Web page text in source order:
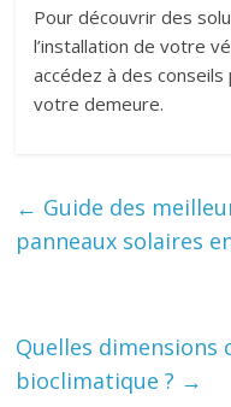
Pour découvrir des
l’installation de votre
accédez à des
votre demeure.
← Guide des
panneaux solaires
Quelles
bioclimatique ? →